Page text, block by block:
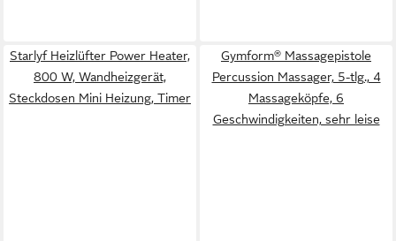
Starlyf Heizlüfter Power Heater,
800 W, Wandheizgerät,
Steckdosen Mini Heizung, Timer
Gymform® Massagepistole
Percussion Massager, 5-tlg., 4
Massageköpfe, 6
Geschwindigkeiten, sehr leise